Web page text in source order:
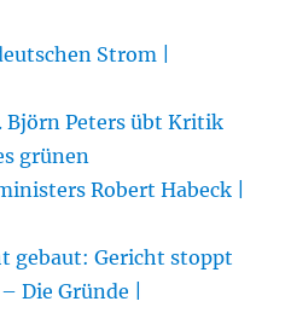
Strom |
Björn Peters übt Kritik
grünen
Robert Habeck |
gebaut: Gericht stoppt
Die Gründe |